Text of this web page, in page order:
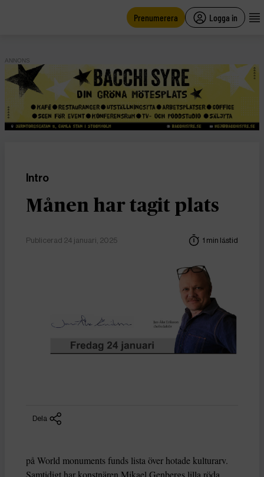
Prenumerera Logga in
ANNONS
Intro
Månen har tagit plats
Publicerad 24 januari, 2025 1 min lästid
Dela
på World monuments funds lista över hotade kulturarv.